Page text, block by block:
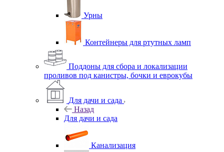
Урны
Контейнеры для ртутных ламп
Поддоны для сбора и локализации
проливов под канистры, бочки и еврокубы
Для дачи и сада
Назад
Для дачи и сада
Канализация